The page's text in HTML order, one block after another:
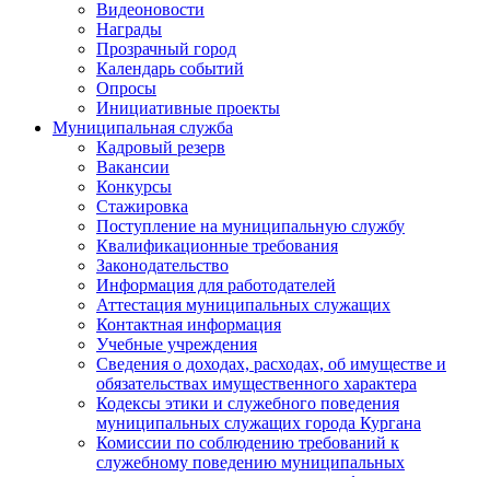
Видеоновости
Награды
Прозрачный город
Календарь событий
Опросы
Инициативные проекты
Муниципальная служба
Кадровый резерв
Вакансии
Конкурсы
Стажировка
Поступление на муниципальную службу
Квалификационные требования
Законодательство
Информация для работодателей
Аттестация муниципальных служащих
Контактная информация
Учебные учреждения
Сведения о доходах, расходах, об имуществе и
обязательствах имущественного характера
Кодексы этики и служебного поведения
муниципальных служащих города Кургана
Комиссии по соблюдению требований к
служебному поведению муниципальных